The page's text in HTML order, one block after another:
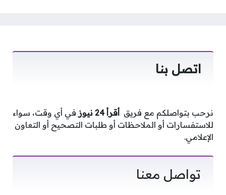
اتصل بنا
نرحب بتواصلكم مع فريق أقرأ 24 نيوز
في أي وقت، سواء
للاستفسارات أو الملاحظات أو طلبات التصحيح أو التعاون
الإعلامي.
تواصل معنا